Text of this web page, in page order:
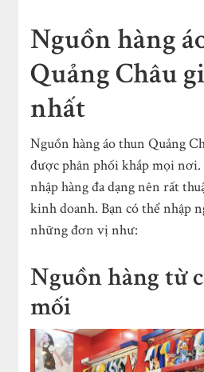
Nguồn hàng
Quảng Châu
nhất
Nguồn hàng áo thun Quảng
được phân phối khắp mọi
nhập hàng đa dạng nên rất
kinh doanh. Bạn có thể nhập
những đơn vị như:
Nguồn hàng từ
mối